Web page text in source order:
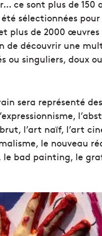
ce sont plus de 150
sélectionnées
plus de 2000 œuvres
de découvrir une
ou singuliers, doux ou
sera représenté
l’art naïf, l’art
le nouveau
le bad painting, le